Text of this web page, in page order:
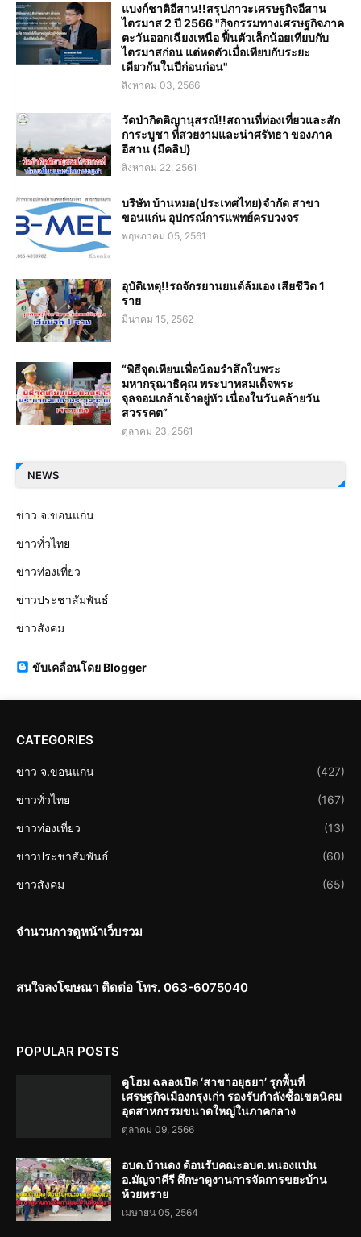
แบงก์ชาติอีสาน!!สรุปภาวะเศรษฐกิจอีสาน
ไตรมาส 2 ปี 2566 "กิจกรรมทางเศรษฐกิจภาค
ตะวันออกเฉียงเหนือ ฟื้นตัวเล็กน้อยเทียบกับ
ไตรมาสก่อน แต่หดตัวเมื่อเทียบกับระยะ
เดียวกันในปีก่อนก่อน"
สิงหาคม 03, 2566
วัดป่ากิตติญานุสรณ์!!สถานที่ท่องเที่ยวและสัก
การะบูชา ที่สวยงามและน่าศรัทธา ของภาค
อีสาน (มีคลิป)
สิงหาคม 22, 2561
บริษัท บ้านหมอ(ประเทศไทย)จำกัด สาขา
ขอนแก่น อุปกรณ์การแพทย์ครบวงจร
พฤษภาคม 05, 2561
อุบัติเหตุ!!รถจักรยานยนต์ล้มเอง เสียชีวิต 1
ราย
มีนาคม 15, 2562
“พิธีจุดเทียนเพื่อน้อมรำลึกในพระ
มหากรุณาธิคุณ พระบาทสมเด็จพระ
จุลจอมเกล้าเจ้าอยู่หัว เนื่องในวันคล้ายวัน
สวรรคต”
ตุลาคม 23, 2561
NEWS
ข่าว จ.ขอนแก่น
ข่าวทั่วไทย
ข่าวท่องเที่ยว
ข่าวประชาสัมพันธ์
ข่าวสังคม
ขับเคลื่อนโดย Blogger
CATEGORIES
ข่าว จ.ขอนแก่น (427)
ข่าวทั่วไทย (167)
ข่าวท่องเที่ยว (13)
ข่าวประชาสัมพันธ์ (60)
ข่าวสังคม (65)
จำนวนการดูหน้าเว็บรวม
สนใจลงโฆษณา ติดต่อ โทร. 063-6075040
POPULAR POSTS
ดูโฮม ฉลองเปิด ‘สาขาอยุธยา’ รุกพื้นที่
เศรษฐกิจเมืองกรุงเก่า รองรับกำลังซื้อเขตนิคม
อุตสาหกรรมขนาดใหญ่ในภาคกลาง
ตุลาคม 09, 2566
อบต.บ้านดง ต้อนรับคณะอบต.หนองแปน
อ.มัญจาคีรี ศึกษาดูงานการจัดการขยะบ้าน
ห้วยทราย
เมษายน 05, 2564